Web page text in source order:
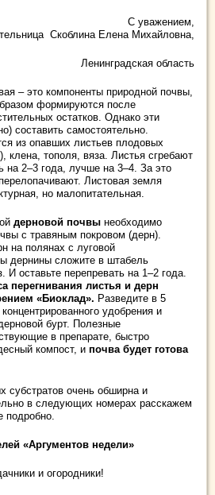
С уважением,
Скоблина Елена Михайловна,
Ленинградская область
– это компоненты природной почвы,
формируются после
остатков. Однако эти
составить самостоятельно.
из опавших листьев плодовых
клена, тополя, вяза. Листья сгребают
на 2–3 года, лучше на 3–4. За это
Листовая земля
но малопитательная.
дерновой почвы необходимо
с травяным покровом (дерн).
на полянах с луговой
дернины сложите в штабель
И оставьте перепревать на 1–2 года.
перегнивания листья и дерн
«Биоклад». Разведите в 5
удобрения и
бурт. Полезные
в препарате, быстро
компост, и почва будет готова
субстратов очень обширна и
в следующих номерах расскажем
подробно.
«Аргументов недели»
и огородники!